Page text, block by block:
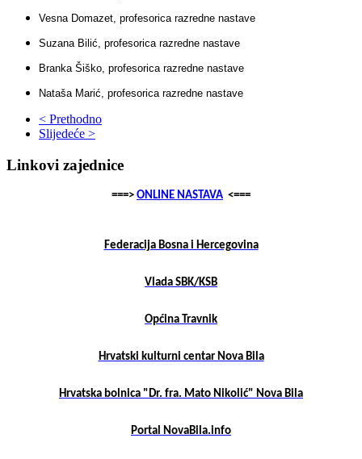
Vesna Domazet, profesorica razredne nastave
Suzana Bilić, profesorica razredne nastave
Branka Šiško, profesorica razredne nastave
Nataša Marić, profesorica razredne nastave
< Prethodno
Slijedeće >
Linkovi zajednice
===> ONLINE NASTAVA <===
Federacija Bosna i Hercegovina
Vlada SBK/KSB
Općina Travnik
Hrvatski kulturni centar Nova Bila
Hrvatska bolnica "Dr. fra. Mato Nikolić" Nova Bila
Portal NovaBila.info